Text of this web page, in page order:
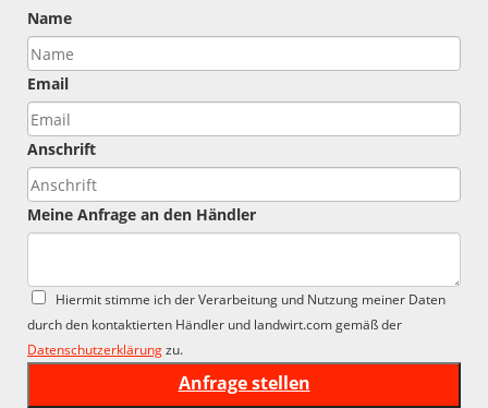
Name
Email
Anschrift
Meine Anfrage an den Händler
Hiermit stimme ich der Verarbeitung und Nutzung meiner Daten
durch den kontaktierten Händler und landwirt.com gemäß der
Datenschutzerklärungzu.